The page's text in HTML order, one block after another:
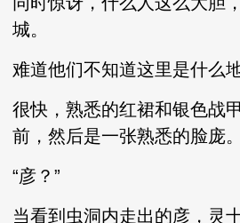
城。
难道他们不知道这里是什么
很快，熟悉的红裙和银色战
前，然后是一张熟悉的脸庞。
“彦？”
当看到虫洞内走出的彦，灵